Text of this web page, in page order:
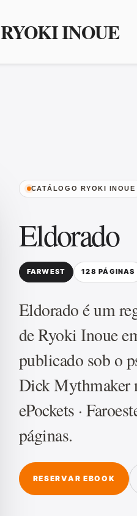
RYOKI INOUE
CATÁLOGO RYOKI INOUE
Eldorado
FARWEST 128 PÁGINAS
Eldorado é um
de Ryoki Inoue
publicado sob o
Dick Mythmaker
ePockets ·
páginas.
RESERVAR EBOOK